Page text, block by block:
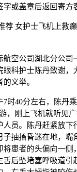
或盖章后返回寄方
荐 女护士飞机上救
空公司湖北分公司
眼科护士陈丹致谢，
义举。
40分左右，陈丹乘
，刚上飞机就听见广
人员。陈丹赶紧放下
子抽搐昏迷在地，嘴
将患者的头偏向一侧
后坠堵塞呼吸道引